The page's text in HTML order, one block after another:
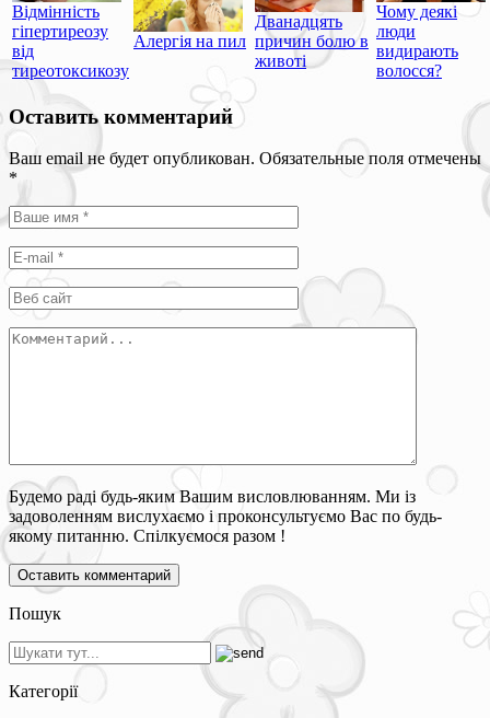
Відмінність
гіпертиреозу
від
тиреотоксикозу
Алергія на пил
Дванадцять
причин болю в
животі
Чому деякі
люди
видирають
волосся?
Оставить комментарий
Ваш email не будет опубликован. Обязательные поля отмечены
*
Будемо раді будь-яким Вашим висловлюванням. Ми із
задоволенням вислухаємо і проконсультуємо Вас по будь-
якому питанню. Спілкуємося разом !
Пошук
Категорії